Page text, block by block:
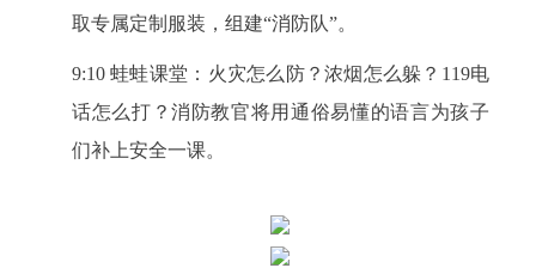
取专属定制服装，组建“消防队”。
9:10 蛙蛙课堂：火灾怎么防？浓烟怎么躲？119电
话怎么打？消防教官将用通俗易懂的语言为孩子
们补上安全一课。